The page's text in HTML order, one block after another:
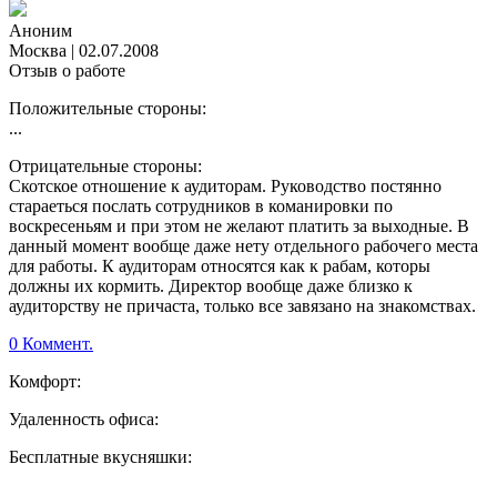
Аноним
Москва | 02.07.2008
Отзыв о работе
Положительные стороны:
...
Отрицательные стороны:
Скотское отношение к аудиторам. Руководство постянно
стараеться послать сотрудников в команировки по
воскресеньям и при этом не желают платить за выходные. В
данный момент вообще даже нету отдельного рабочего места
для работы. К аудиторам относятся как к рабам, которы
должны их кормить. Директор вообще даже близко к
аудиторству не причаста, только все завязано на знакомствах.
0 Коммент.
Комфорт:
Удаленность офиса:
Бесплатные вкусняшки: